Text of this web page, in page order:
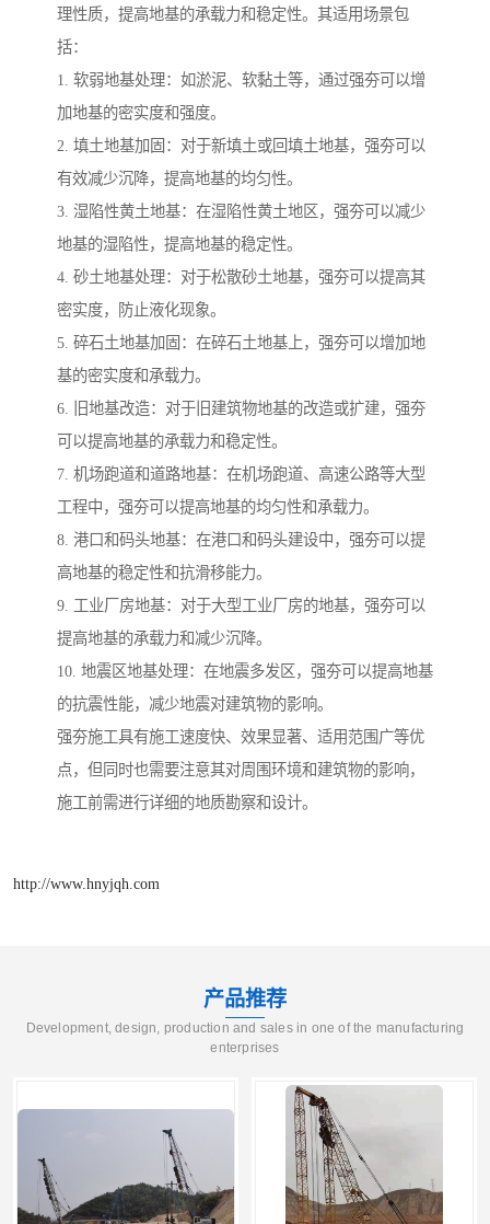
理性质，提高地基的承载力和稳定性。其适用场景包
括：
1. 软弱地基处理：如淤泥、软黏土等，通过强夯可以增
加地基的密实度和强度。
2. 填土地基加固：对于新填土或回填土地基，强夯可以
有效减少沉降，提高地基的均匀性。
3. 湿陷性黄土地基：在湿陷性黄土地区，强夯可以减少
地基的湿陷性，提高地基的稳定性。
4. 砂土地基处理：对于松散砂土地基，强夯可以提高其
密实度，防止液化现象。
5. 碎石土地基加固：在碎石土地基上，强夯可以增加地
基的密实度和承载力。
6. 旧地基改造：对于旧建筑物地基的改造或扩建，强夯
可以提高地基的承载力和稳定性。
7. 机场跑道和道路地基：在机场跑道、高速公路等大型
工程中，强夯可以提高地基的均匀性和承载力。
8. 港口和码头地基：在港口和码头建设中，强夯可以提
高地基的稳定性和抗滑移能力。
9. 工业厂房地基：对于大型工业厂房的地基，强夯可以
提高地基的承载力和减少沉降。
10. 地震区地基处理：在地震多发区，强夯可以提高地基
的抗震性能，减少地震对建筑物的影响。
强夯施工具有施工速度快、效果显著、适用范围广等优
点，但同时也需要注意其对周围环境和建筑物的影响，
施工前需进行详细的地质勘察和设计。
http://www.hnyjqh.com
产品推荐
Development, design, production and sales in one of the manufacturing
enterprises